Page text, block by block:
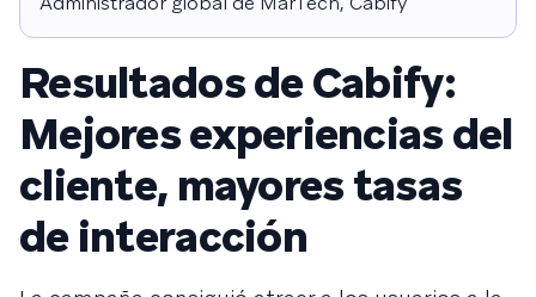
Resultados de Cabify:
Mejores experiencias del
cliente, mayores tasas
de interacción